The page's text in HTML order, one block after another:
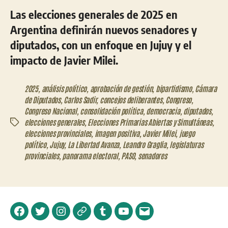
Las elecciones generales de 2025 en
Argentina definirán nuevos senadores y
diputados, con un enfoque en Jujuy y el
impacto de Javier Milei.
Etiquetas
2025, análisis político, aprobación de gestión, bipartidismo, Cámara
de Diputados, Carlos Sadir,concejos deliberantes, Congreso,
Congreso Nacional, consolidación política, democracia, diputados,
elecciones generales, Elecciones Primarias Abiertas y Simultáneas,
elecciones provinciales, imagen positiva, Javier Milei, juego
político, Jujuy, La Libertad Avanza, Leandro Graglia, legislaturas
provinciales, panorama electoral, PASO, senadores
FacebookTwitterInstagramTelegramTumblrYouTubeCorreo